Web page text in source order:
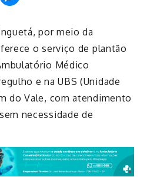
por meio da
o serviço de plantão
Médico
e na UBS (Unidade
do Vale, com atendimento
necessidade de